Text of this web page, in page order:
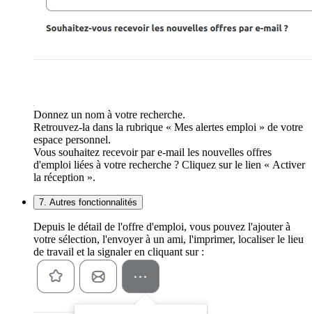
Donnez un nom à votre recherche.
Retrouvez-la dans la rubrique « Mes alertes emploi » de votre
espace personnel.
Vous souhaitez recevoir par e-mail les nouvelles offres
d'emploi liées à votre recherche ? Cliquez sur le lien « Activer
la réception ».
7. Autres fonctionnalités
Depuis le détail de l'offre d'emploi, vous pouvez l'ajouter à
votre sélection, l'envoyer à un ami, l'imprimer, localiser le lieu
de travail et la signaler en cliquant sur :